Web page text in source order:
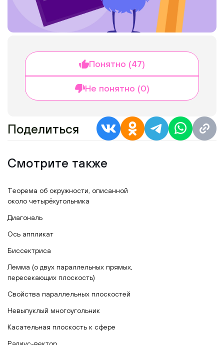
Понятно (47)
Не понятно (0)
Поделиться
Смотрите также
Теорема об окружности, описанной
около четырёхугольника
Диагональ
Ось аппликат
Биссектриса
Лемма (о двух параллельных прямых,
пересекающих плоскость)
Свойства параллельных плоскостей
Невыпуклый многоугольник
Касательная плоскость к сфере